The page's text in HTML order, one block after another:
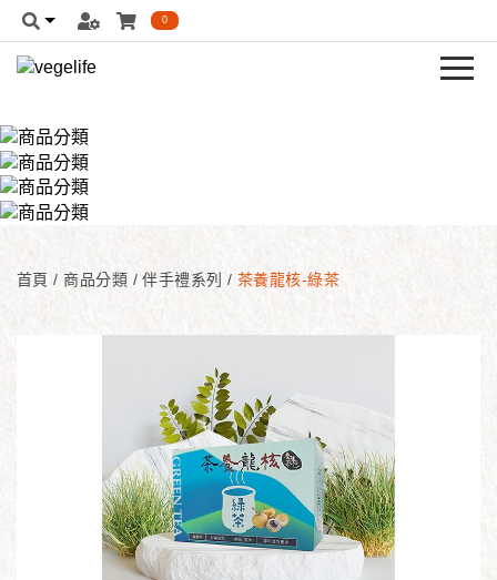
0
首頁/ 商品分類 /伴手禮系列/ 茶養龍核-綠茶